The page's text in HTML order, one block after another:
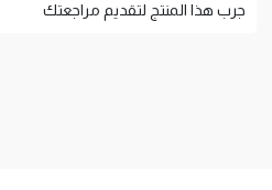
جرب هذا المنتج لتقديم مراجعتك